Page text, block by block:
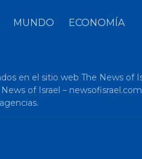
MUNDO
ECONOMÍA
en el sitio web The News
of Israel –